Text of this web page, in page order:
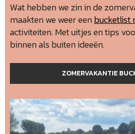
Wat hebben we zin in de
maakten we weer eenbucketlist
activiteiten. Met uitjes en tips
binnen als buiten ideeën.
ZOMERVAKANTIE